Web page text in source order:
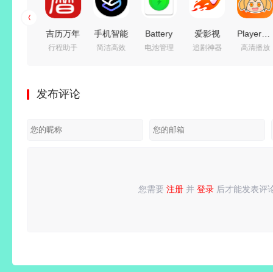
v1.4.27
吉历万年
历_v10.2
行程助手
手机智能
桌面启动
简洁高效
Battery
Guru（电
费汉化解
电池管理
爱影视
(影视追
追剧神器
蓝光播放
高清播放
发布评论
您需要 注册 并 登录 后才能发表评
请登录或 注册后再发表评论！